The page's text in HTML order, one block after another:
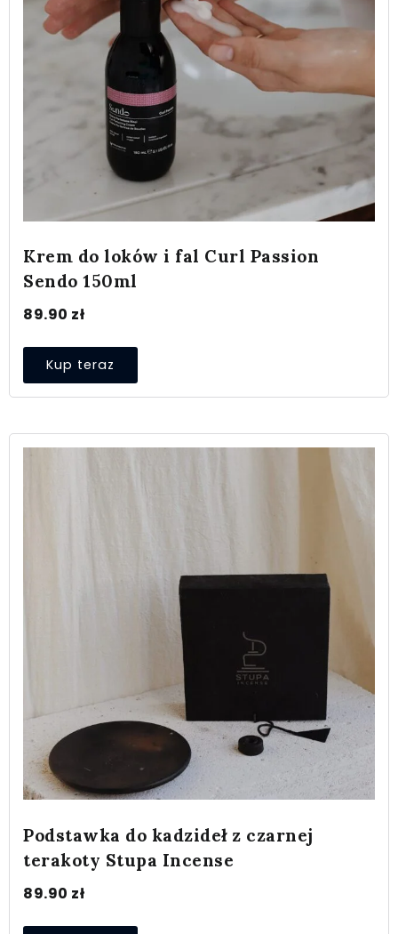
Krem do loków i fal Curl Passion
Sendo 150ml
89.90 zł
Kup teraz
Podstawka do kadzideł z czarnej
terakoty Stupa Incense
89.90 zł